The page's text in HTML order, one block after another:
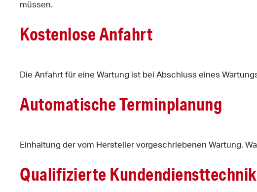
müssen.
Kostenlose Anfahrt
Die Anfahrt für eine Wartung ist bei Abschluss eines
Automatische Terminplanung
Einhaltung der vom Hersteller vorgeschriebenen Wartung.
Qualifizierte